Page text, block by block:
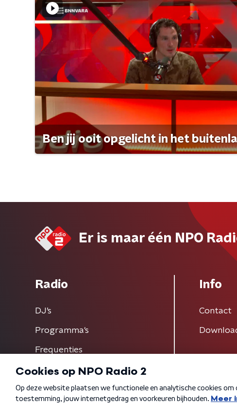
Ben jij ooit opgelicht in het
Er is maar één NPO
Radio
DJ’s
Programma's
Frequenties
Info
Contact